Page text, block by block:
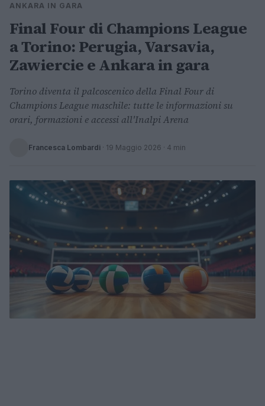
ANKARA IN GARA
Final Four di Champions League
a Torino: Perugia, Varsavia,
Zawiercie e Ankara in gara
Torino diventa il palcoscenico della Final Four di
Champions League maschile: tutte le informazioni su
orari, formazioni e accessi all'Inalpi Arena
Francesca Lombardi · 19 Maggio 2026 · 4 min